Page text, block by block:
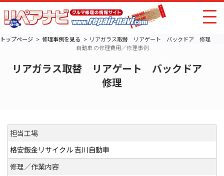
トップページ 修理事例を見る
リアガラス取替 リアゲート バックドア 修理
自動車 の修理費用／修理事例
リアガラス取替 リアゲート バックドア
修理
担当工場
格安鈑金リサイクル 吉川自動車
修理／作業内容